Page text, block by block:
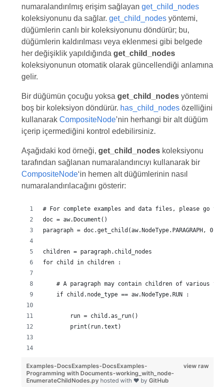
numaralandırılmış erişim sağlayan get_child_nodes
koleksiyonunu da sağlar. get_child_nodesyöntemi,
düğümlerin canlı bir koleksiyonunu döndürür; bu,
düğümlerin kaldırılması veya eklenmesi gibi belgede
her değişiklik yapıldığında get_child_nodes
koleksiyonunun otomatik olarak güncellendiği anlamına
gelir.
Bir düğümün çocuğu yoksa get_child_nodesyöntemi
boş bir koleksiyon döndürür. has_child_nodesözelliğini
kullanarak CompositeNode’nin herhangi bir alt düğüm
içerip içermediğini kontrol edebilirsiniz.
Aşağıdaki kod örneği, get_child_nodeskoleksiyonu
tarafından sağlanan numaralandırıcıyı kullanarak bir
CompositeNode‘in hemen alt düğümlerinin nasıl
numaralandırılacağını gösterir:
# For complete examples and data files, please go
doc = aw.Document()
paragraph = doc.get_child(aw.NodeType.PARAGRAPH,
children = paragraph.child_nodes
for child in children :
# A paragraph may contain children of various
    if child.node_type == aw.NodeType.RUN :
        run = child.as_run()
        print(run.text)
view raw
Examples-DocsExamples-DocsExamples-
Programming with Documents-working_with_node-
EnumerateChildNodes.py hosted with ❤ by GitHub